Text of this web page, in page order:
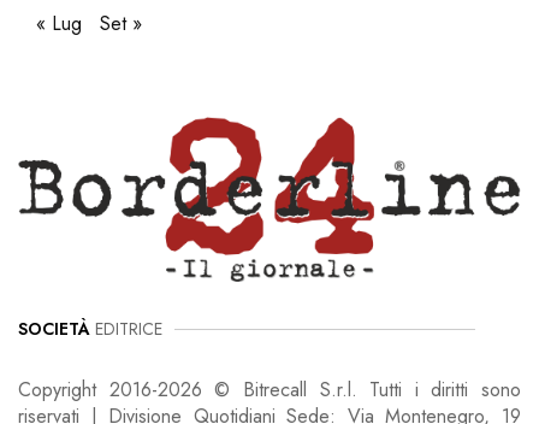
« Lug Set »
SOCIETÀ EDITRICE
Copyright 2016-2026 © Bitrecall S.r.l. Tutti i diritti sono
riservati | Divisione Quotidiani Sede: Via Montenegro, 19